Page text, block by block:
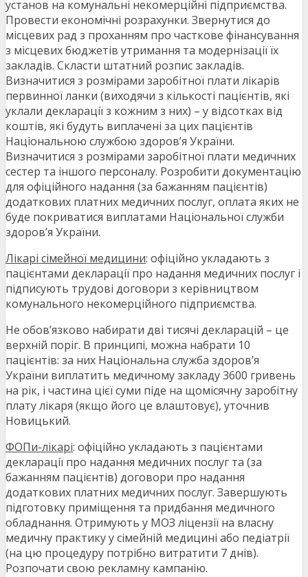
установ на комунальні некомерційні підприємства.
Провести економічні розрахунки. Звернутися до
місцевих рад з проханням про часткове фінансування
з місцевих бюджетів утримання та модернізації їх
закладів. Скласти штатний розпис закладів.
Визначитися з розмірами заробітної плати лікарів
первинної ланки (виходячи з кількості пацієнтів, які
уклали декларації з кожним з них) – у відсотках від
коштів, які будуть виплачені за цих пацієнтів
Національною службою здоров’я України.
Визначитися з розмірами заробітної плати медичних
сестер та іншого персоналу. Розробити документацію
для офіційного надання (за бажанням пацієнтів)
додаткових платних медичних послуг, оплата яких не
буде покриватися виплатами Національної служби
здоров’я України.
Лікарі сімейної медицини: офіційно укладають з
пацієнтами декларації про надання медичних послуг і
підписують трудові договори з керівництвом
комунального некомерційного підприємства.
Не обов’язково набирати дві тисячі декларацій – це
верхній поріг. В принципі, можна набрати 10
пацієнтів: за них Національна служба здоров’я
України виплатить медичному закладу 3600 гривень
на рік, і частина цієї суми піде на щомісячну заробітну
плату лікаря (якщо його це влаштовує), уточнив
Новицький.
ФОПи-лікарі: офіційно укладають з пацієнтами
декларації про надання медичних послуг та (за
бажанням пацієнтів) договори про надання
додаткових платних медичних послуг. Завершують
підготовку приміщення та придбання медичного
обладнання. Отримують у МОЗ ліцензії на власну
медичну практику у сімейній медицині або педіатрії
(на цю процедуру потрібно витратити 7 днів).
Розпочати свою рекламну кампанію.